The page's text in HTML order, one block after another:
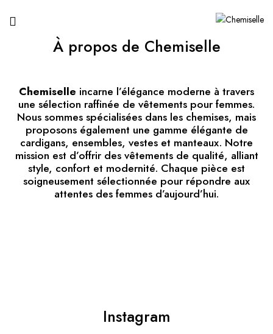
À propos de Chemiselle
Chemiselle incarne l’élégance moderne à travers
une sélection raffinée de vêtements pour femmes.
Nous sommes spécialisées dans les chemises, mais
proposons également une gamme élégante de
cardigans, ensembles, vestes et manteaux. Notre
mission est d’offrir des vêtements de qualité, alliant
style, confort et modernité. Chaque pièce est
soigneusement sélectionnée pour répondre aux
attentes des femmes d’aujourd’hui.
Instagram